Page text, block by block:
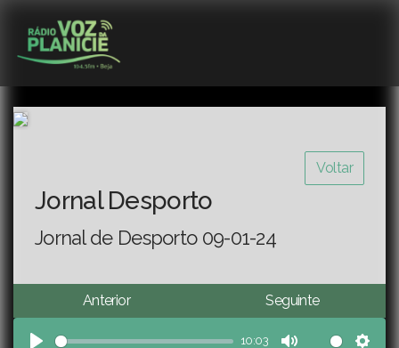
Voltar
Jornal Desporto
Jornal de Desporto 09-01-24
Anterior Seguinte
10:03